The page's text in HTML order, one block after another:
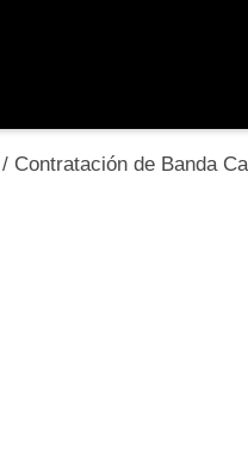
/ Contratación de Banda